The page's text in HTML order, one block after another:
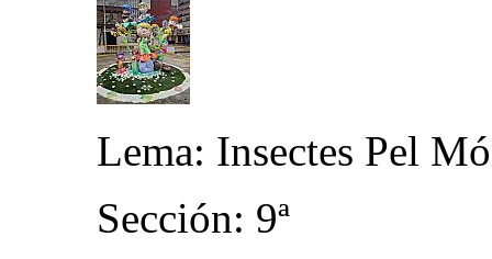
Lema: Insectes Pel
Sección: 9ª